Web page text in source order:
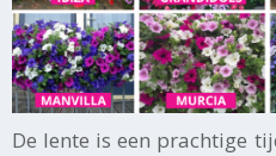
De lente is een prachtige